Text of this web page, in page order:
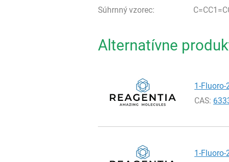
Súhrnný vzorec:
Alternatívne
1-Fluoro-
CAS:
1-